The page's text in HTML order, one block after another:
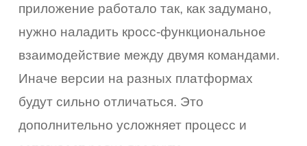
приложение работало так, как задумано,
нужно наладить кросс-функциональное
взаимодействие между двумя командами.
Иначе версии на разных платформах
будут сильно отличаться. Это
дополнительно усложняет процесс и